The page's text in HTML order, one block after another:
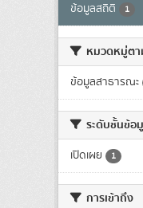
ข้อมูลสถิติ 1
หมวดหมู่ต
ข้อมูลสาธารณะ
ระดับชั้นข้อ
เปิดเผย 1
การเข้าถึง